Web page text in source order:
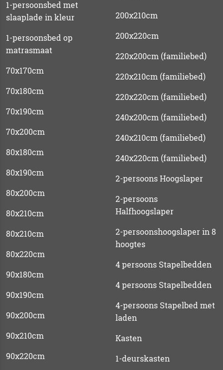
1-persoonsbed met
slaaplade in kleur
1-persoonsbed op
matrasmaat
70x170cm
70x180cm
70x190cm
70x200cm
80x180cm
80x190cm
80x200cm
80x210cm
80x210cm
80x220cm
90x180cm
90x190cm
90x200cm
90x210cm
90x220cm
200x210cm
200x220cm
220x200cm (familiebed)
220x210cm (familiebed)
220x220cm (familiebed)
240x200cm (familiebed)
240x210cm (familiebed)
240x220cm (familiebed)
2-persoons Hoogslaper
2-persoons
Halfhoogslaper
2-persoonshoogslaper in 8
hoogtes
4 persoons Stapelbedden
4 persoons Stapelbedden
4-persoons Stapelbed met
laden
Kasten
1-deurskasten